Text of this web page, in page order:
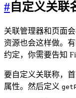
# 自定义关联
关联管理器和页面
资源也会这样做。
约定，你需要告知
要自定义关联称，
属性。然后定义